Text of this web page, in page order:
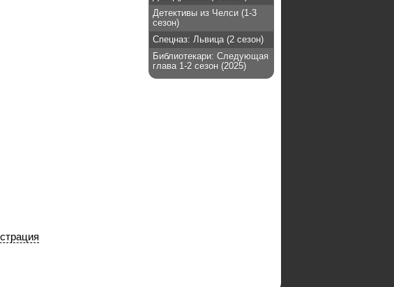
Детективы из Челси (1-3
сезон)
Спецназ: Львица (2 сезон)
Библиотекари: Следующая
глава 1-2 сезон (2025)